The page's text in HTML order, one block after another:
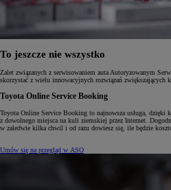
To jeszcze nie wszystko
Zalet związanych z serwisowaniem auta Autoryzowanym
skorzystać z wielu innowacyjnych rozwiązań zwiększających
Toyota Online Service Booking
Toyota Online Service Booking to najnowsza usługa, dzięki
z dowolnego miejsca na kuli ziemskiej przez Internet.
w zaledwie kilka chwil i od razu dowiesz się, ile będzie
Umów się na przegląd w ASO